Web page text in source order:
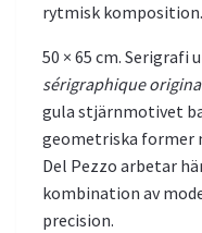
rytmisk komposition.
50 × 65 cm. Serigrafi
sérigraphique
gula stjärnmotivet
geometriska former
Del Pezzo arbetar
kombination av
precision.